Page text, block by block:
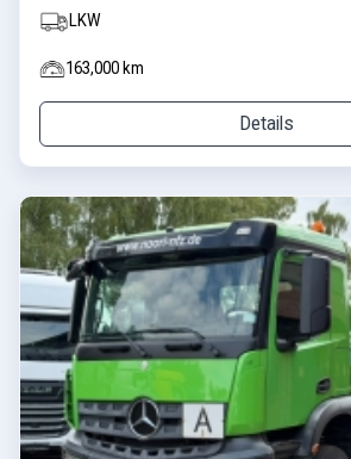
LKW
163,000 km
Details